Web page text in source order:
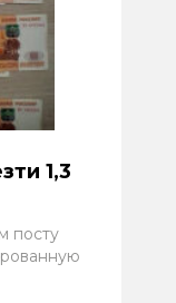
1,3
посту